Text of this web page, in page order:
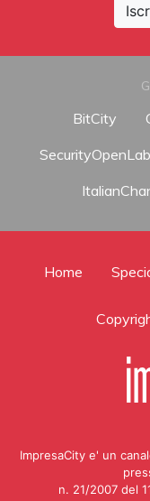
BitCity
SecurityOpenLab
Home
ImpresaCity e' un
n. 21/2007 del